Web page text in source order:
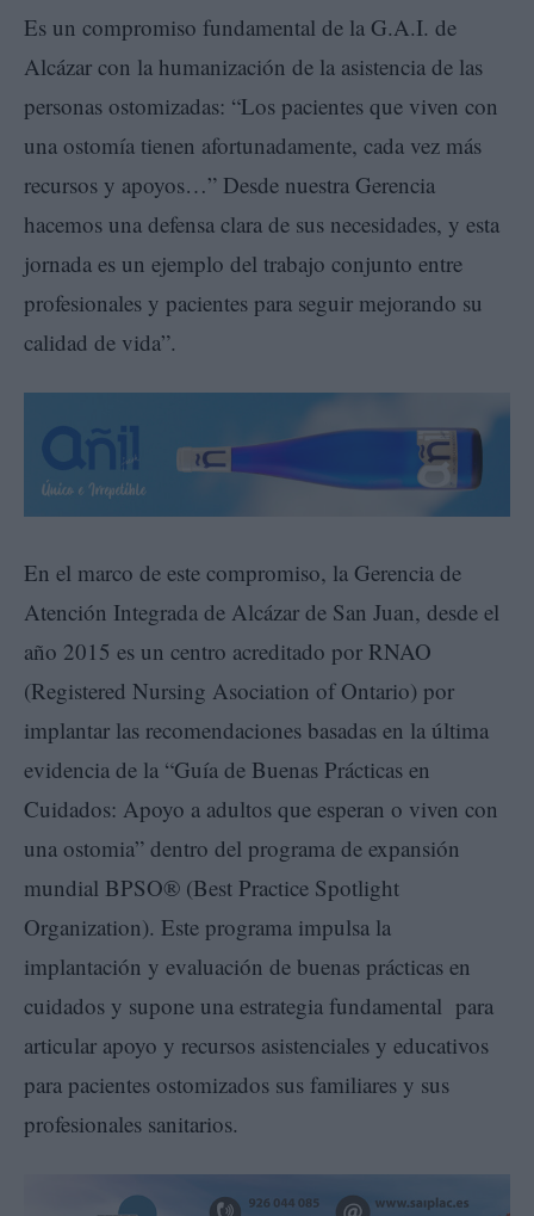
Es un compromiso fundamental de la G.A.I. de
Alcázar con la humanización de la asistencia de las
personas ostomizadas: “Los pacientes que viven con
una ostomía tienen afortunadamente, cada vez más
recursos y apoyos…” Desde nuestra Gerencia
hacemos una defensa clara de sus necesidades, y esta
jornada es un ejemplo del trabajo conjunto entre
profesionales y pacientes para seguir mejorando su
calidad de vida”.
En el marco de este compromiso, la Gerencia de
Atención Integrada de Alcázar de San Juan, desde el
año 2015 es un centro acreditado por RNAO
(Registered Nursing Asociation of Ontario) por
implantar las recomendaciones basadas en la última
evidencia de la “Guía de Buenas Prácticas en
Cuidados: Apoyo a adultos que esperan o viven con
una ostomia” dentro del programa de expansión
mundial BPSO® (Best Practice Spotlight
Organization). Este programa impulsa la
implantación y evaluación de buenas prácticas en
cuidados y supone una estrategia fundamental para
articular apoyo y recursos asistenciales y educativos
para pacientes ostomizados sus familiares y sus
profesionales sanitarios.